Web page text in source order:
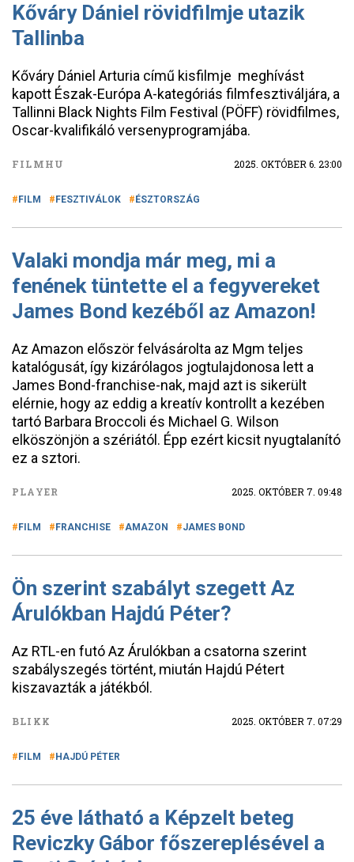
Kőváry Dániel rövidfilmje utazik
Tallinba
Kőváry Dániel Arturia című kisfilmje meghívást
kapott Észak-Európa A-kategóriás filmfesztiváljára, a
Tallinni Black Nights Film Festival (PÖFF) rövidfilmes,
Oscar-kvalifikáló versenyprogramjába.
FILMHU 2025. OKTÓBER 6. 23:00
FILM FESZTIVÁLOK ÉSZTORSZÁG
Valaki mondja már meg, mi a
fenének tüntette el a fegyvereket
James Bond kezéből az Amazon!
Az Amazon először felvásárolta az Mgm teljes
katalógusát, így kizárólagos jogtulajdonosa lett a
James Bond-franchise-nak, majd azt is sikerült
elérnie, hogy az eddig a kreatív kontrollt a kezében
tartó Barbara Broccoli és Michael G. Wilson
elköszönjön a szériától. Épp ezért kicsit nyugtalanító
ez a sztori.
PLAYER 2025. OKTÓBER 7. 09:48
FILM FRANCHISE AMAZON JAMES BOND
Ön szerint szabályt szegett Az
Árulókban Hajdú Péter?
Az RTL-en futó Az Árulókban a csatorna szerint
szabályszegés történt, miután Hajdú Pétert
kiszavazták a játékból.
BLIKK 2025. OKTÓBER 7. 07:29
FILM HAJDÚ PÉTER
25 éve látható a Képzelt beteg
Reviczky Gábor főszereplésével a